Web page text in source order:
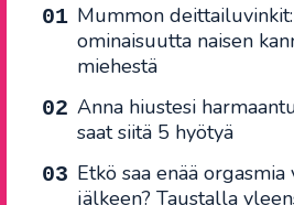
Mummon
ominaisuutta naisen
miehestä
Anna hiustesi
saat siitä 5 hyötyä
Etkö saa enää
jälkeen? Taustalla